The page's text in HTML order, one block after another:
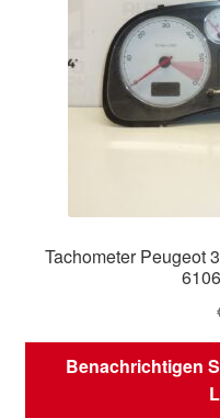
Tachometer Peugeot
Benachrichtigen